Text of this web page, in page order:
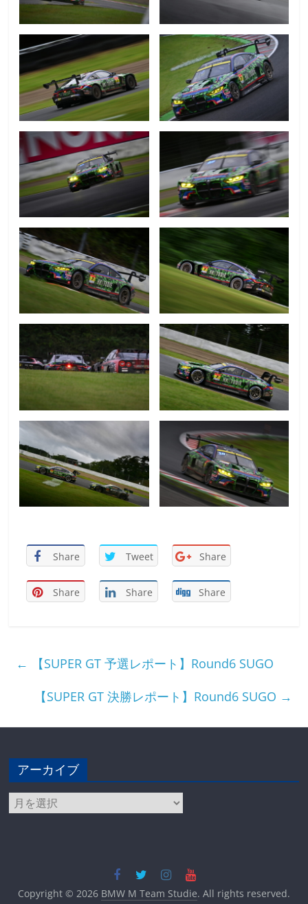
Share Tweet Share
Share Share Share
←
【SUPER GT 予選レポート】Round6 SUGO
【SUPER GT 決勝レポート】Round6 SUGO →
アーカイブ
ア
ー
Copyright © 2026 BMW M Team Studie. All rights reserved.